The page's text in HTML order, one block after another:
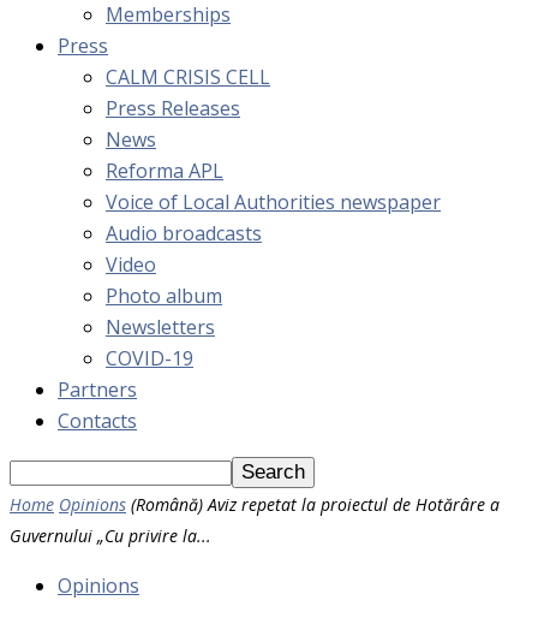
Memberships
Press
CALM CRISIS CELL
Press Releases
News
Reforma APL
Voice of Local Authorities newspaper
Audio broadcasts
Video
Photo album
Newsletters
COVID-19
Partners
Contacts
Home Opinions (Română) Aviz repetat la proiectul de Hotărâre a
Guvernului „Cu privire la...
Opinions